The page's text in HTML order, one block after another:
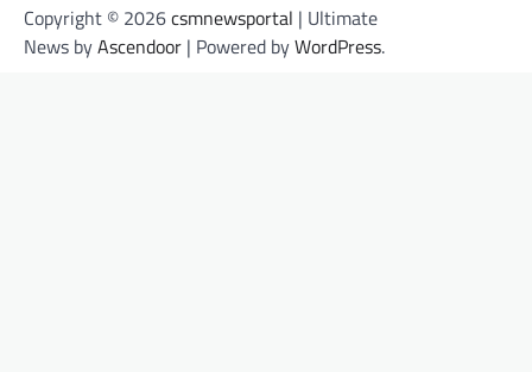
Copyright © 2026csmnewsportal | Ultimate
News byAscendoor | Powered byWordPress.